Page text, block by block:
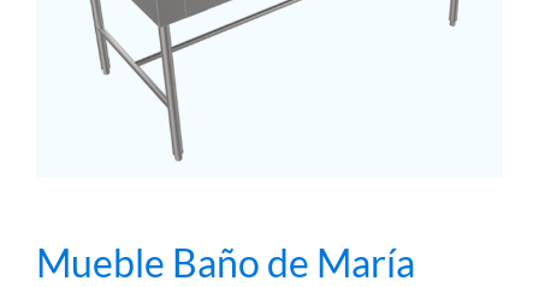
Lista de Cotizar
Mueble Baño de María